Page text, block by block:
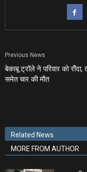
Previous News
बेकाबू ट्रॉले ने परिवार को रौंदा,
समेत चार की मौत
Related News
MORE FROM AUTHOR